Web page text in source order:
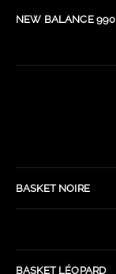
NEW BALANCE 990
BASKET NOIRE
BASKET LÉOPARD